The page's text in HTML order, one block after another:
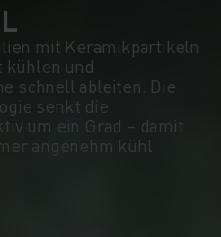
mit Keramikpartikeln
kühlen und
schnell ableiten. Die
senkt die
um ein Grad – damit
angenehm kühl